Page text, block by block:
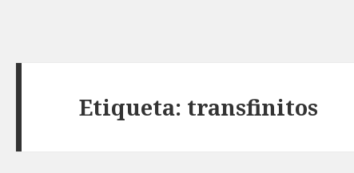
Etiqueta: transfinitos